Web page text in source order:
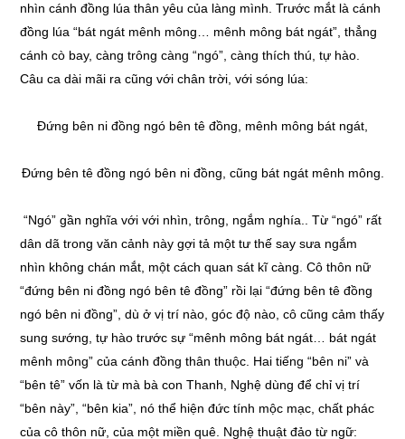
nhìn cánh đồng lúa thân yêu của làng mình. Trước mắt là cánh
đồng lúa “bát ngát mênh mông… mênh mông bát ngát”, thẳng
cánh cò bay, càng trông càng “ngó”, càng thích thú, tự hào.
Câu ca dài mãi ra cũng với chân trời, với sóng lúa:
Đứng bên ni đồng ngó bên tê đồng, mênh mông bát ngát,
Đứng bên tê đồng ngó bên ni đồng, cũng bát ngát mênh mông.
“Ngó” gần nghĩa với với nhìn, trông, ngắm nghía.. Từ “ngó” rất
dân dã trong văn cảnh này gợi tả một tư thế say sưa ngắm
nhìn không chán mắt, một cách quan sát kĩ càng. Cô thôn nữ
“đứng bên ni đồng ngó bên tê đồng” rồi lại “đứng bên tê đồng
ngó bên ni đồng”, dù ở vị trí nào, góc độ nào, cô cũng cảm thấy
sung sướng, tự hào trước sự “mênh mông bát ngát… bát ngát
mênh mông” của cánh đồng thân thuộc. Hai tiếng “bên ni” và
“bên tê” vốn là từ mà bà con Thanh, Nghệ dùng để chỉ vị trí
“bên này”, “bên kia”, nó thể hiện đức tính mộc mạc, chất phác
của cô thôn nữ, của một miền quê. Nghệ thuật đảo từ ngữ: